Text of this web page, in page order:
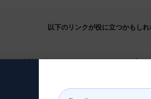
以下のリンクが役に立つかもしれ
会社概要 ヘルプセ